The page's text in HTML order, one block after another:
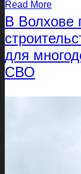
Read More
В Волхове
для
СВО